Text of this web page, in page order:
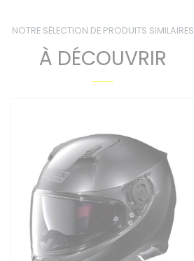
NOTRE SÉLECTION DE PRODUITS SIMILAIRES
À DÉCOUVRIR